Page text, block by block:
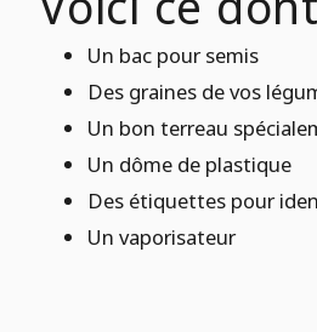
Un bac pour semis
Des graines de vos
Un bon terreau
Un dôme de plastique
Des étiquettes pour
Un vaporisateur